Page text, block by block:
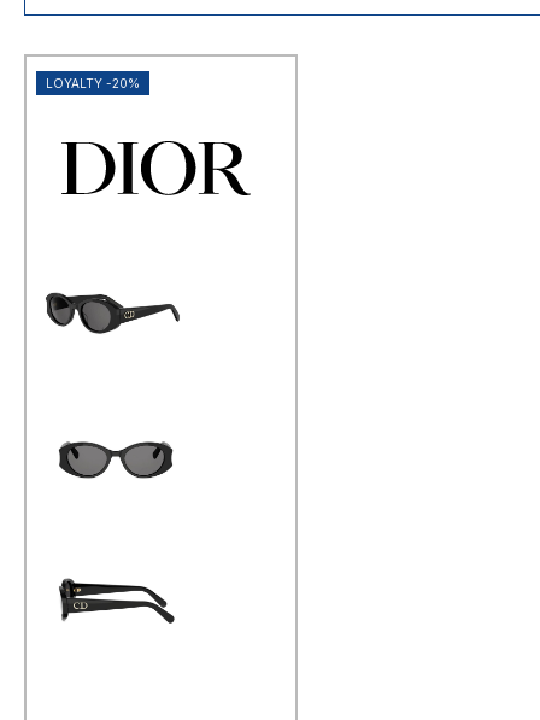
LOYALTY -20%